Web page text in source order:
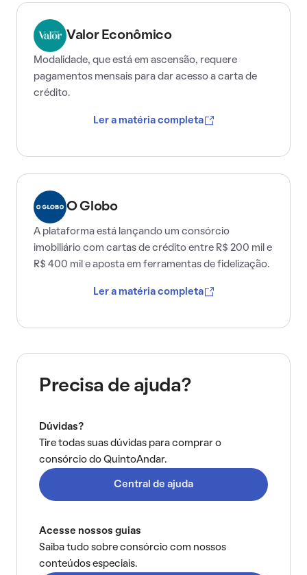
Valor Econômico
Modalidade, que está em ascensão, requere
pagamentos mensais para dar acesso a carta de
crédito.
Ler a matéria completa
O Globo
A plataforma está lançando um consórcio
imobiliário com cartas de crédito entre R$ 200 mil e
R$ 400 mil e aposta em ferramentas de fidelização.
Ler a matéria completa
Precisa de ajuda?
Dúvidas?
Tire todas suas dúvidas para comprar o
consórcio do QuintoAndar.
Central de ajuda
Acesse nossos guias
Saiba tudo sobre consórcio com nossos
conteúdos especiais.